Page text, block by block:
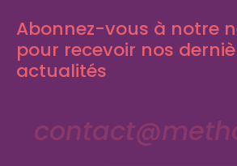
Abonnez-vous à notre
pour recevoir nos
actualités